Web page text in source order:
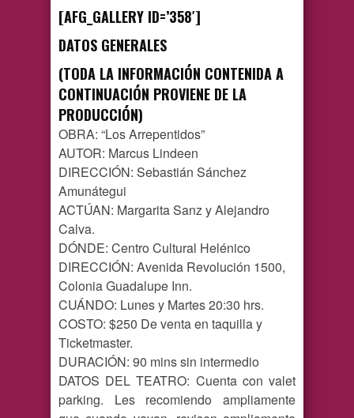
[AFG_GALLERY ID=’358′]
DATOS GENERALES
(TODA LA INFORMACIÓN CONTENIDA A
CONTINUACIÓN PROVIENE DE LA
PRODUCCIÓN)
OBRA: “Los Arrepentidos”
AUTOR: Marcus Lindeen
DIRECCIÓN: Sebastián Sánchez
Amunátegui
ACTÚAN: Margarita Sanz y Alejandro
Calva.
DÓNDE: Centro Cultural Helénico
DIRECCIÓN: Avenida Revolución 1500,
Colonia Guadalupe Inn.
CUÁNDO: Lunes y Martes 20:30 hrs.
COSTO: $250 De venta en taquilla y
Ticketmaster.
DURACIÓN: 90 mins sin intermedio
DATOS DEL TEATRO: Cuenta con valet
parking. Les recomiendo ampliamente